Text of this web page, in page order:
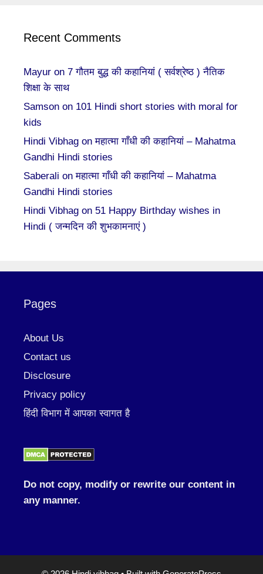
Recent Comments
Mayur on 7 गौतम बुद्ध की कहानियां ( सर्वश्रेष्ठ ) नैतिक
शिक्षा के साथ
Samson on 101 Hindi short stories with moral for
kids
Hindi Vibhag onमहात्मा गाँधी की कहानियां – Mahatma
Gandhi Hindi stories
Saberali onमहात्मा गाँधी की कहानियां – Mahatma
Gandhi Hindi stories
Hindi Vibhag on 51 Happy Birthday wishes in
Hindi ( जन्मदिन की शुभकामनाएं )
Pages
About Us
Contact us
Disclosure
Privacy policy
हिंदी विभाग में आपका स्वागत है
Do not copy, modify or rewrite our content in
any manner.